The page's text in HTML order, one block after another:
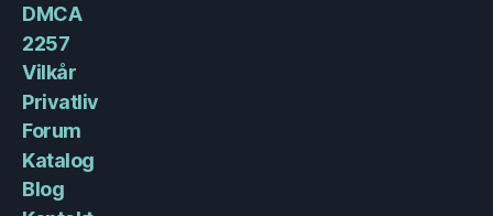
DMCA
2257
Vilkår
Privatliv
Forum
Katalog
Blog